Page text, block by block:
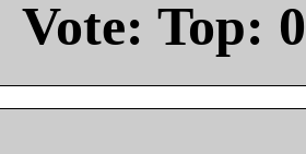
Vote: Top: 0